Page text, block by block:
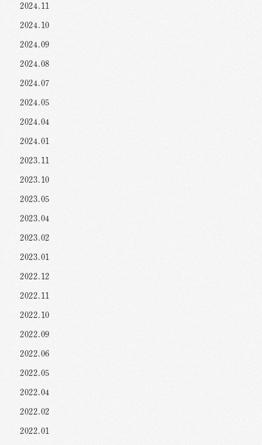
2024.11
2024.10
2024.09
2024.08
2024.07
2024.05
2024.04
2024.01
2023.11
2023.10
2023.05
2023.04
2023.02
2023.01
2022.12
2022.11
2022.10
2022.09
2022.06
2022.05
2022.04
2022.02
2022.01